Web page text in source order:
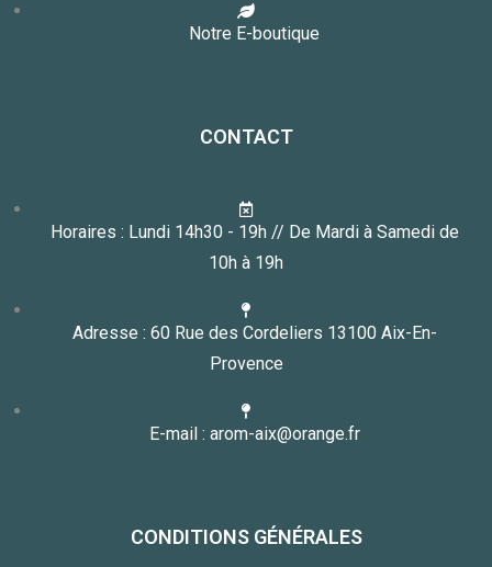
Notre E-boutique
CONTACT
Horaires : Lundi 14h30 - 19h // De Mardi à Samedi de
10h à 19h
Adresse : 60 Rue des Cordeliers 13100 Aix-En-
Provence
E-mail : arom-aix@orange.fr
CONDITIONS GÉNÉRALES